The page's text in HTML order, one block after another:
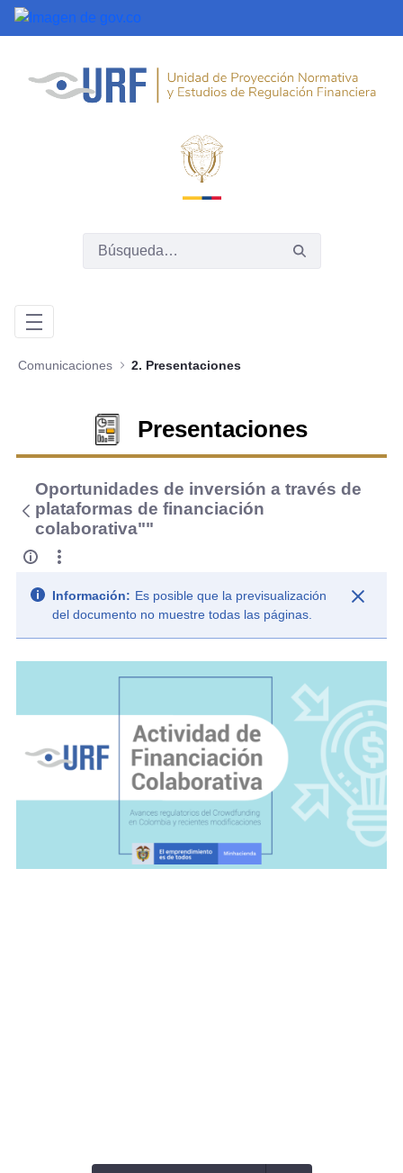
Saltar al contenido principal
Comunicaciones 2. Presentaciones
Presentaciones
Oportunidades de inversión a través de
plataformas de financiación
colaborativa""
Información: Es posible que la previsualización
del documento no muestre todas las páginas.